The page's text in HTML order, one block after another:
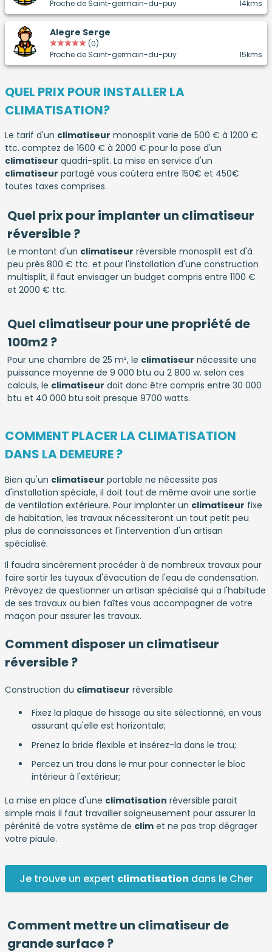
Proche de Saint-germain-du-puy
14kms
Alegre Serge
(0)
Proche de Saint-germain-du-puy
15kms
QUEL PRIX POUR INSTALLER LA
CLIMATISATION?
Le tarif d'un climatiseur monosplit varie de 500 € à 1200 €
ttc. comptez de 1600 € à 2000 € pour la pose d'un
climatiseur quadri-split. La mise en service d'un
climatiseur partagé vous coûtera entre 150€ et 450€
toutes taxes comprises.
Quel prix pour implanter un climatiseur
réversible ?
Le montant d'un climatiseur réversible monosplit est d'à
peu près 800 € ttc. et pour l'installation d'une construction
multisplit, il faut envisager un budget compris entre 1100 €
et 2000 € ttc.
Quel climatiseur pour une propriété de
100m2 ?
Pour une chambre de 25 m², le climatiseur nécessite une
puissance moyenne de 9 000 btu ou 2 800 w. selon ces
calculs, le climatiseur doit donc être compris entre 30 000
btu et 40 000 btu soit presque 9700 watts.
COMMENT PLACER LA CLIMATISATION
DANS LA DEMEURE ?
Bien qu'un climatiseur portable ne nécessite pas
d'installation spéciale, il doit tout de même avoir une sortie
de ventilation extérieure. Pour implanter un climatiseur fixe
de habitation, les travaux nécessiteront un tout petit peu
plus de connaissances et l'intervention d'un artisan
spécialisé.
Il faudra sincèrement procéder à de nombreux travaux pour
faire sortir les tuyaux d'évacution de l'eau de condensation.
Prévoyez de questionner un artisan spécialisé qui a l'habitude
de ses travaux ou bien faîtes vous accompagner de votre
maçon pour assurer les travaux.
Comment disposer un climatiseur
réversible ?
Construction du climatiseur réversible
Fixez la plaque de hissage au site sélectionné, en vous
assurant qu'elle est horizontale;
Prenez la bride flexible et insérez-la dans le trou;
Percez un trou dans le mur pour connecter le bloc
intérieur à l'extérieur;
La mise en place d'une climatisation réversible parait
simple mais il faut travailler soigneusement pour assurer la
pérénité de votre système de clim et ne pas trop dégrager
votre piaule.
Je trouve un expert climatisation dans le Cher
Comment mettre un climatiseur de
grande surface ?